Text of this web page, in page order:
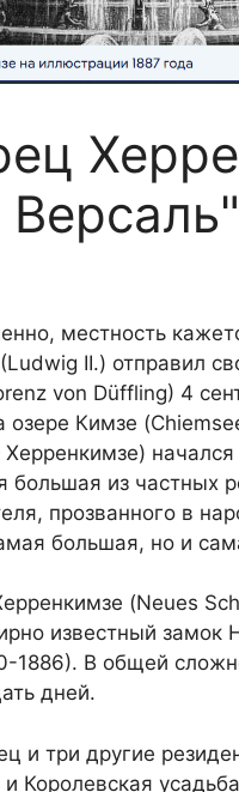
местность
II.) отправил
von Düffling) 4
озере Кимзе
начался
из частных
прозванного в
большая, но и
(Neues
известный
1886). В общей
дней.
и три другие
Королевская